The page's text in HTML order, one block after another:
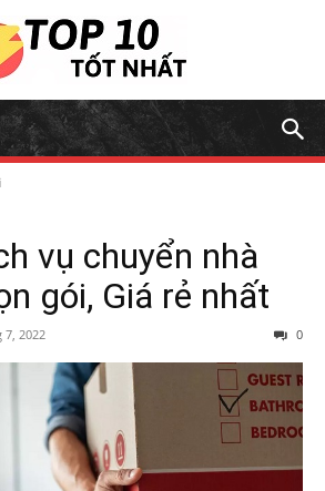
vụ chuyển nhà
gói, Giá rẻ nhất
7, 2022 0